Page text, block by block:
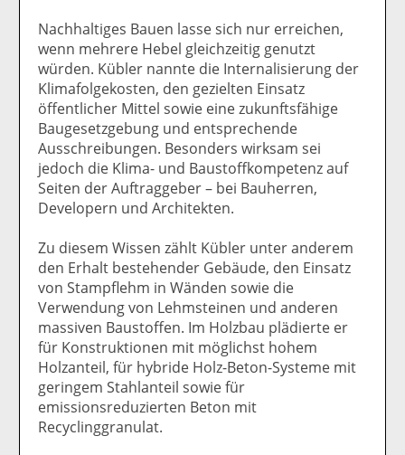
Nachhaltiges Bauen lasse sich nur erreichen,
wenn mehrere Hebel gleichzeitig genutzt
würden. Kübler nannte die Internalisierung der
Klimafolgekosten, den gezielten Einsatz
öffentlicher Mittel sowie eine zukunftsfähige
Baugesetzgebung und entsprechende
Ausschreibungen. Besonders wirksam sei
jedoch die Klima- und Baustoffkompetenz auf
Seiten der Auftraggeber – bei Bauherren,
Developern und Architekten.
Zu diesem Wissen zählt Kübler unter anderem
den Erhalt bestehender Gebäude, den Einsatz
von Stampflehm in Wänden sowie die
Verwendung von Lehmsteinen und anderen
massiven Baustoffen. Im Holzbau plädierte er
für Konstruktionen mit möglichst hohem
Holzanteil, für hybride Holz-Beton-Systeme mit
geringem Stahlanteil sowie für
emissionsreduzierten Beton mit
Recyclinggranulat.